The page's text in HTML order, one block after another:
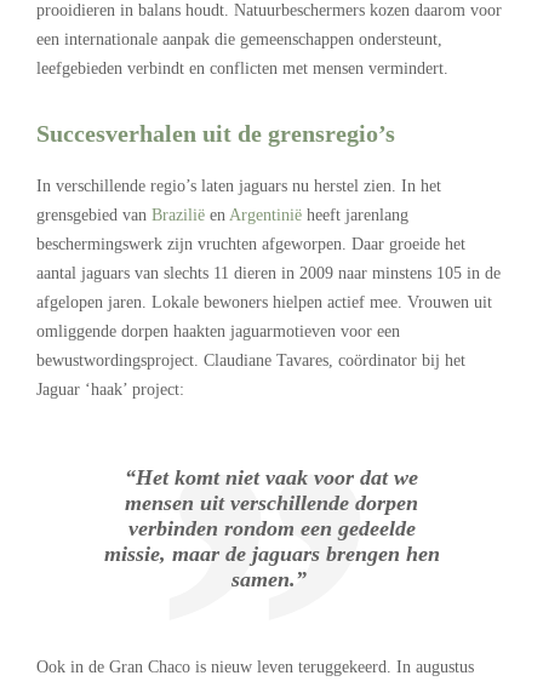
prooidieren in balans houdt. Natuurbeschermers kozen daarom voor
een internationale aanpak die gemeenschappen ondersteunt,
leefgebieden verbindt en conflicten met mensen vermindert.
Succesverhalen uit de grensregio’s
In verschillende regio’s laten jaguars nu herstel zien. In het
grensgebied van Brazilië en Argentinië heeft jarenlang
beschermingswerk zijn vruchten afgeworpen. Daar groeide het
aantal jaguars van slechts 11 dieren in 2009 naar minstens 105 in de
afgelopen jaren. Lokale bewoners hielpen actief mee. Vrouwen uit
omliggende dorpen haakten jaguarmotieven voor een
bewustwordingsproject. Claudiane Tavares, coördinator bij het
Jaguar ‘haak’ project:
“Het komt niet vaak voor dat we
mensen uit verschillende dorpen
verbinden rondom een gedeelde
missie, maar de jaguars brengen hen
samen.”
Ook in de Gran Chaco is nieuw leven teruggekeerd. In augustus